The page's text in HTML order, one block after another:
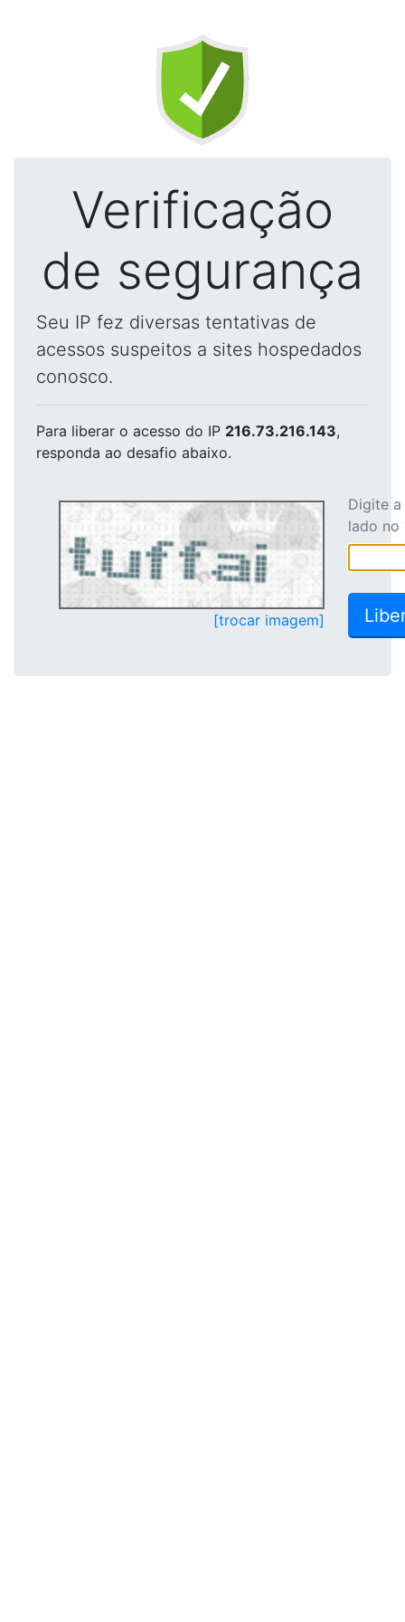
Verificação
de segurança
Seu IP fez diversas tentativas de
acessos suspeitos a sites hospedados
conosco.
Para liberar o acesso do IP 216.73.216.143,
responda ao desafio abaixo.
[trocar imagem]
Digite
lado no